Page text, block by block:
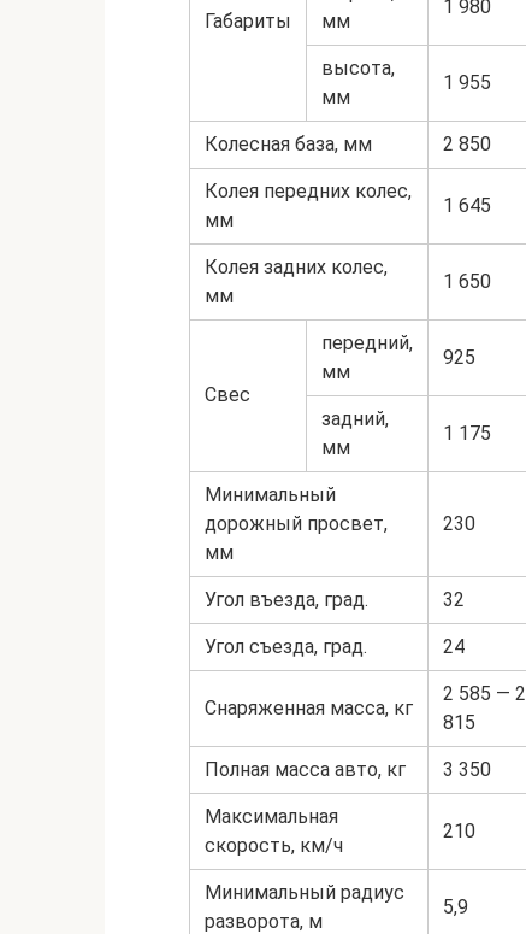
Габариты
мм
1 980
высота,
мм
1 955
Колесная база, мм 2 850
Колея передних колес,
мм
1 645
Колея задних колес,
мм
1 650
Свес
передний,
мм
925
задний,
мм
1 175
Минимальный
дорожный просвет,
мм
230
Угол въезда, град. 32
Угол съезда, град. 24
Снаряженная масса, кг
2 585 — 2
815
Полная масса авто, кг 3 350
Максимальная
скорость, км/ч
210
Минимальный радиус
разворота, м
5,9